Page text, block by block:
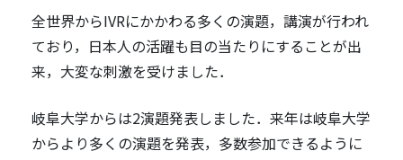
全世界からIVRにかかわる多くの演題，講演が行われ
ており，日本人の活躍も目の当たりにすることが出
来，大変な刺激を受けました．
岐阜大学からは2演題発表しました．来年は岐阜大学
からより多くの演題を発表，多数参加できるように